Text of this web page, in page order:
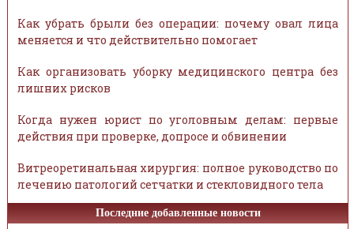
Как убрать брыли без операции: почему овал лица
меняется и что действительно помогает
Как организовать уборку медицинского центра без
лишних рисков
Когда нужен юрист по уголовным делам: первые
действия при проверке, допросе и обвинении
Витреоретинальная хирургия: полное руководство по
лечению патологий сетчатки и стекловидного тела
Последние добавленные новости